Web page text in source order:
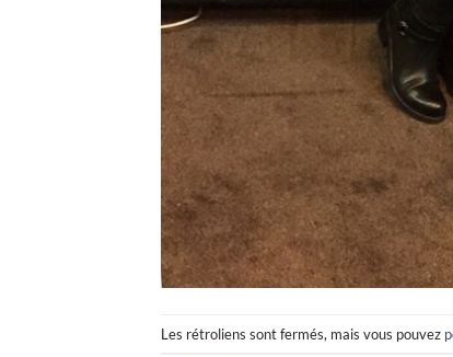
Les rétroliens sont fermés, mais vous pouvez